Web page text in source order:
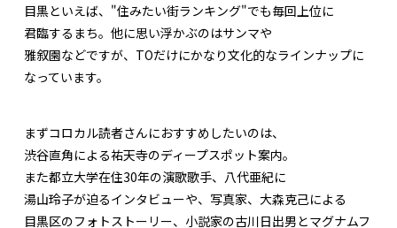
目黒といえば、"住みたい街ランキング"でも毎回上位に
君臨するまち。他に思い浮かぶのはサンマや
雅叙園などですが、TOだけにかなり文化的なラインナップに
なっています。
まずコロカル読者さんにおすすめしたいのは、
渋谷直角による祐天寺のディープスポット案内。
また都立大学在住30年の演歌歌手、八代亜紀に
湯山玲子が迫るインタビューや、写真家、大森克己による
目黒区のフォトストーリー、小説家の古川日出男とマグナムフ